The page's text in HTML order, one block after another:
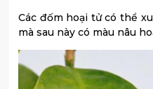
Các đốm hoại tử có thể
mà sau này có màu nâu